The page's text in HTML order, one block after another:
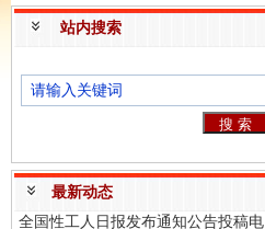
站内搜索
最新动态
全国性工人日报发布通知公告投稿电